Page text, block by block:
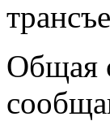
Общая